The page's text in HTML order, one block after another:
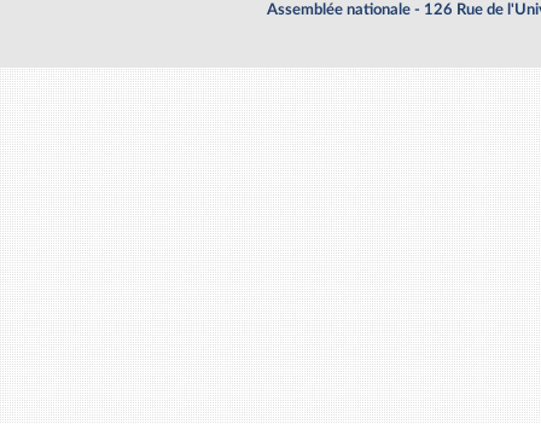
Assemblée nationale - 126 Rue de